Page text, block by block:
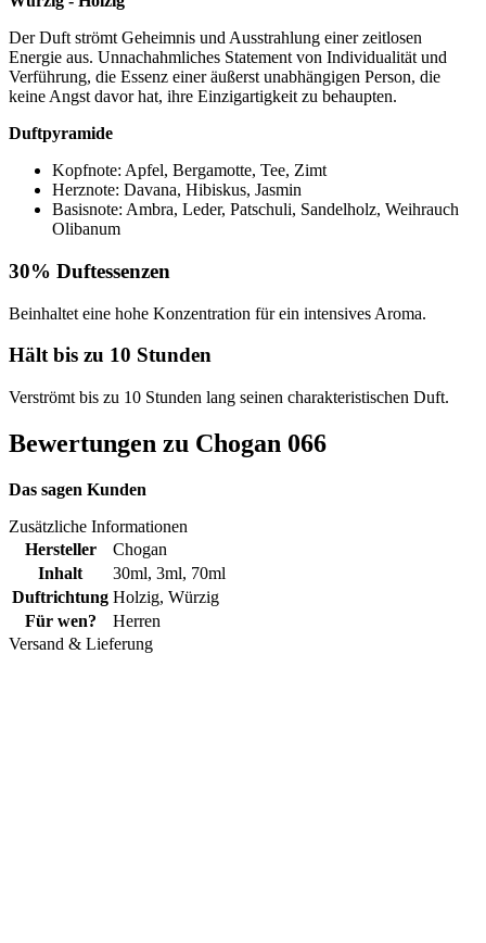
Der Duft strömt Geheimnis und Ausstrahlung einer zeitlosen
Energie aus. Unnachahmliches Statement von Individualität und
Verführung, die Essenz einer äußerst unabhängigen Person, die
keine Angst davor hat, ihre Einzigartigkeit zu behaupten.
Duftpyramide
Kopfnote: Apfel, Bergamotte, Tee, Zimt
Herznote: Davana, Hibiskus, Jasmin
Basisnote: Ambra, Leder, Patschuli, Sandelholz, Weihrauch
Olibanum
30% Duftessenzen
Beinhaltet eine hohe Konzentration für ein intensives Aroma.
Hält bis zu 10 Stunden
Verströmt bis zu 10 Stunden lang seinen charakteristischen Duft.
Bewertungen zu Chogan 066
Das sagen Kunden
Zusätzliche Informationen
Hersteller
Chogan
Inhalt
30ml, 3ml, 70ml
Duftrichtung Holzig, Würzig
Für wen?
Herren
Versand & Lieferung